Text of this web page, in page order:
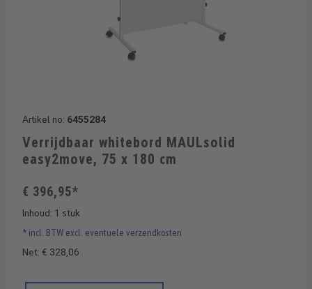
Artikel no: 6455284
Verrijdbaar whitebord MAULsolid
easy2move, 75 x 180 cm
€ 396,95*
Inhoud: 1 stuk
* incl. BTW excl. eventuele verzendkosten
Net: € 328,06